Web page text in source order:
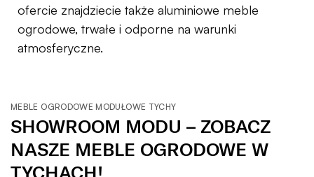
ofercie znajdziecie także aluminiowe meble
ogrodowe, trwałe i odporne na warunki
atmosferyczne.
MEBLE OGRODOWE MODUŁOWE TYCHY
SHOWROOM MODU – ZOBACZ
NASZE MEBLE OGRODOWE W